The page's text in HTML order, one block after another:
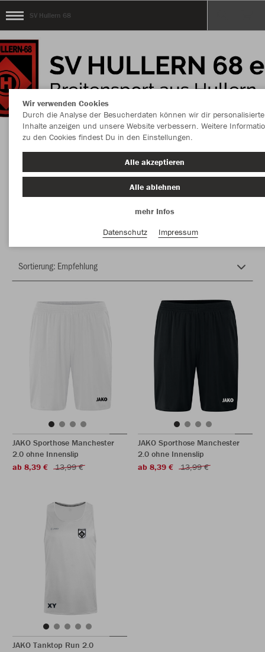
SV Hullern 68
Herzlich Willkommen im Teamshop SV Hullern
68
JAKO Sporthose Manchester
2.0 ohne Innenslip
ab 8,39 €
13,99 €
JAKO Sporthose Manchester
2.0 ohne Innenslip
ab 8,39 €
13,99 €
JAKO Tanktop Run 2.0
Wir verwenden Cookies
Durch die Analyse der Besucherdaten können wir dir personalisierte
Inhalte anzeigen und unsere Website verbessern. Weitere
zu den Cookies findest Du in den Einstellungen.
Alle akzeptieren
Alle ablehnen
mehr Infos
Datenschutz
Impressum